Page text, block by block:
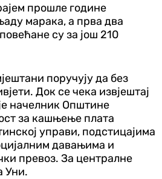
прошле године
марака, а прва два
су за још 210
поручују да без
Док се чека извјештај
начелник Општине
за кашњење плата
управи, подстицајима
давањима и
превоз. За централне
Уни.